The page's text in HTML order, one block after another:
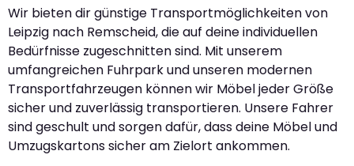
Wir bieten dir günstige Transportmöglichkeiten von
Leipzig nach Remscheid, die auf deine individuellen
Bedürfnisse zugeschnitten sind. Mit unserem
umfangreichen Fuhrpark und unseren modernen
Transportfahrzeugen können wir Möbel jeder Größe
sicher und zuverlässig transportieren. Unsere Fahrer
sind geschult und sorgen dafür, dass deine Möbel und
Umzugskartons sicher am Zielort ankommen.